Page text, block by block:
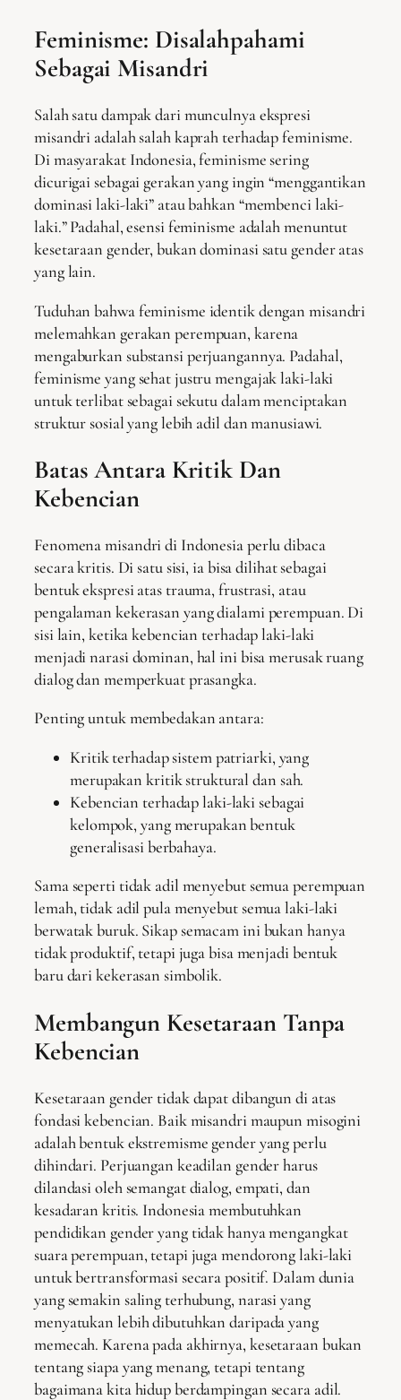
Feminisme: Disalahpahami
Sebagai Misandri
Salah satu dampak dari munculnya ekspresi
misandri adalah salah kaprah terhadap feminisme.
Di masyarakat Indonesia, feminisme sering
dicurigai sebagai gerakan yang ingin “menggantikan
dominasi laki-laki” atau bahkan “membenci laki-
laki.” Padahal, esensi feminisme adalah menuntut
kesetaraan gender, bukan dominasi satu gender atas
yang lain.
Tuduhan bahwa feminisme identik dengan misandri
melemahkan gerakan perempuan, karena
mengaburkan substansi perjuangannya. Padahal,
feminisme yang sehat justru mengajak laki-laki
untuk terlibat sebagai sekutu dalam menciptakan
struktur sosial yang lebih adil dan manusiawi.
Batas Antara Kritik Dan
Kebencian
Fenomena misandri di Indonesia perlu dibaca
secara kritis. Di satu sisi, ia bisa dilihat sebagai
bentuk ekspresi atas trauma, frustrasi, atau
pengalaman kekerasan yang dialami perempuan. Di
sisi lain, ketika kebencian terhadap laki-laki
menjadi narasi dominan, hal ini bisa merusak ruang
dialog dan memperkuat prasangka.
Penting untuk membedakan antara:
Kritik terhadap sistem patriarki, yang
merupakan kritik struktural dan sah.
Kebencian terhadap laki-laki sebagai
kelompok, yang merupakan bentuk
generalisasi berbahaya.
Sama seperti tidak adil menyebut semua perempuan
lemah, tidak adil pula menyebut semua laki-laki
berwatak buruk. Sikap semacam ini bukan hanya
tidak produktif, tetapi juga bisa menjadi bentuk
baru dari kekerasan simbolik.
Membangun Kesetaraan Tanpa
Kebencian
Kesetaraan gender tidak dapat dibangun di atas
fondasi kebencian. Baik misandri maupun misogini
adalah bentuk ekstremisme gender yang perlu
dihindari. Perjuangan keadilan gender harus
dilandasi oleh semangat dialog, empati, dan
kesadaran kritis. Indonesia membutuhkan
pendidikan gender yang tidak hanya mengangkat
suara perempuan, tetapi juga mendorong laki-laki
untuk bertransformasi secara positif. Dalam dunia
yang semakin saling terhubung, narasi yang
menyatukan lebih dibutuhkan daripada yang
memecah. Karena pada akhirnya, kesetaraan bukan
tentang siapa yang menang, tetapi tentang
bagaimana kita hidup berdampingan secara adil.